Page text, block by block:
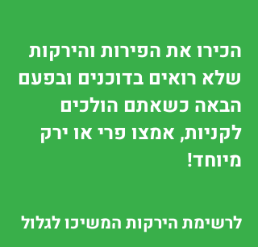
הכירו את הפירות והירקות
שלא רואים בדוכנים ובפעם
הבאה כשאתם הולכים
לקניות, אמצו פרי או ירק
מיוחד!
לרשימת הירקות המשיכו לגלול